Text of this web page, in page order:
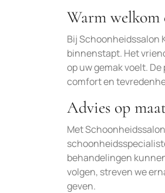
Warm welkom
Bij Schoonheidssalon
binnenstapt. Het
op uw gemak voelt.
comfort en
Advies op
Met
behandelingen
volgen, streven we
geven.